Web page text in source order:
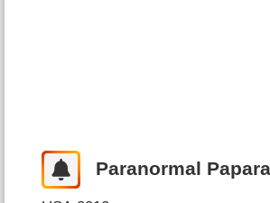
Paranormal